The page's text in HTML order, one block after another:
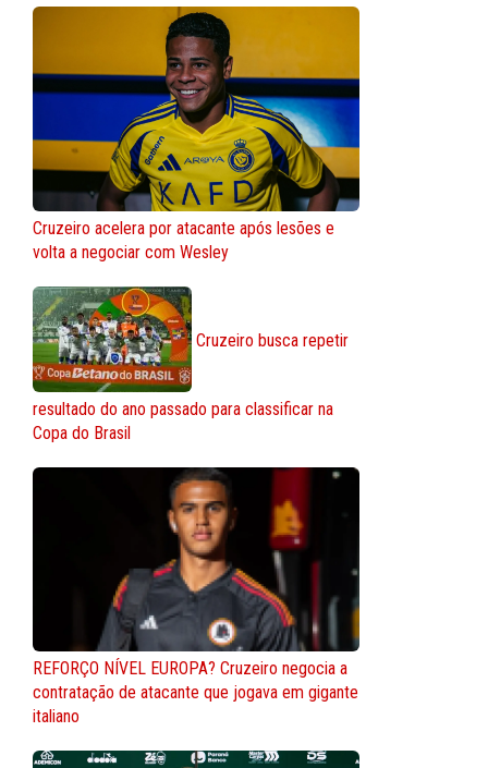
Cruzeiro acelera por atacante após lesões e
volta a negociar com Wesley
Cruzeiro busca repetir
resultado do ano passado para classificar na
Copa do Brasil
REFORÇO NÍVEL EUROPA? Cruzeiro negocia a
contratação de atacante que jogava em gigante
italiano